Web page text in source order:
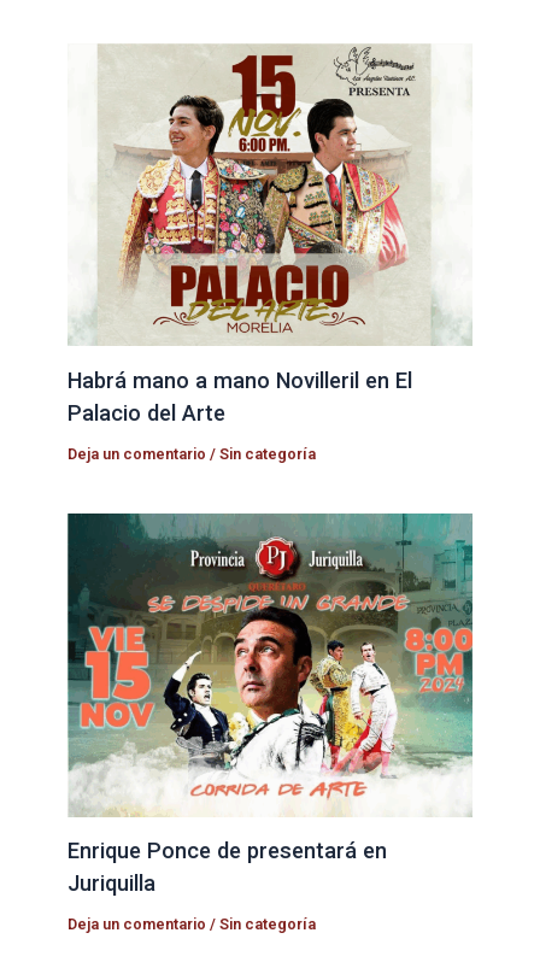
Habrá mano a mano Novilleril en El
Palacio del Arte
Deja un comentario /Sin categoría
Enrique Ponce de presentará en
Juriquilla
Deja un comentario /Sin categoría